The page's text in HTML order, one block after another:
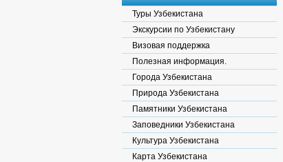
Туры Узбекистана
Экскурсии по Узбекистану
Визовая поддержка
Полезная информация.
Города Узбекистана
Природа Узбекистана
Памятники Узбекистана
Заповедники Узбекистана
Культура Узбекистана
Карта Узбекистана